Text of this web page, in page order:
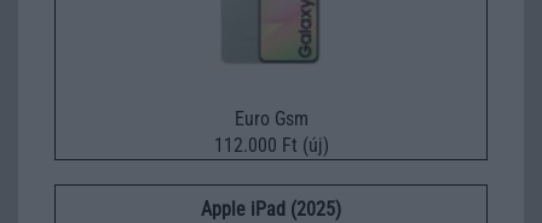
Euro Gsm
112.000 Ft (új)
Apple iPad (2025)